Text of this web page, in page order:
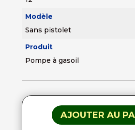
Modèle
Sans pistolet
Produit
Pompe à gasoil
AJOUTER AU